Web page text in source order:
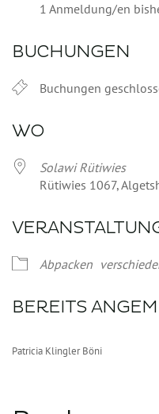
1 Anmeldung/en
BUCHUNGEN
Buchungen
WO
Solawi Rütiwies
Rütiwies 1067,
Abpacken
BEREITS
Patricia Klingler Böni